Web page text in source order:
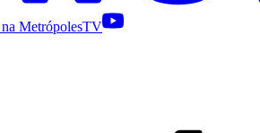
na MetrópolesTV